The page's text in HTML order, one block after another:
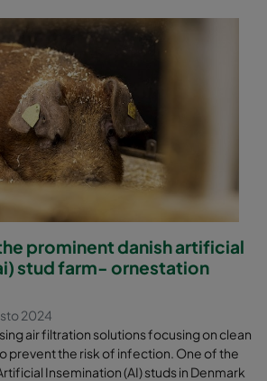
prominent danish artificial
stud farm- ornestation
2024
air filtration solutions focusing on clean
prevent the risk of infection. One of the
Insemination (AI) studs in Denmark